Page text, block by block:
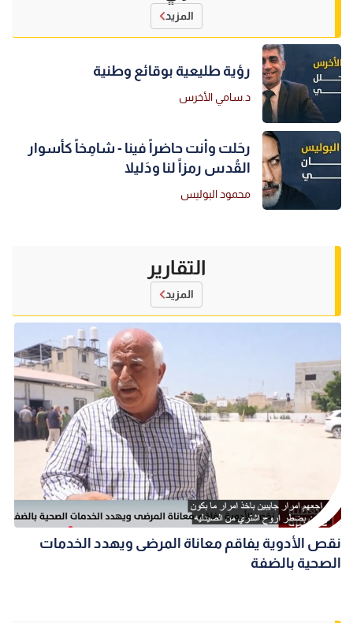
المزيد
رؤية طليعية بوقائع وطنية
د.سامي الأخرس
رحَلت وأنت حاضراً فينا - شامِخاً كأسوار
القُدس رمزاً لنا ودَليلا
محمود البوليس
التقارير
المزيد
نقص الأدوية يفاقم معاناة المرضى ويهدد الخدمات
الصحية بالضفة